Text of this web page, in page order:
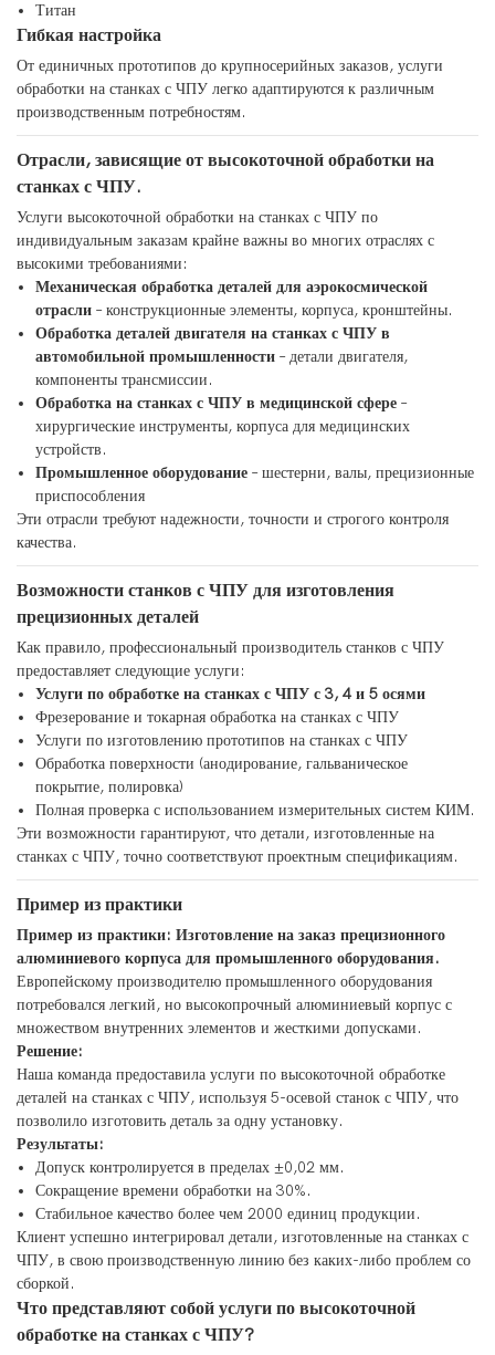
Титан
Гибкая настройка
От единичных прототипов до крупносерийных заказов, услуги
обработки на станках с ЧПУ легко адаптируются к различным
производственным потребностям.
Отрасли, зависящие от высокоточной обработки на
станках с ЧПУ.
Услуги высокоточной обработки на станках с ЧПУ по
индивидуальным заказам крайне важны во многих отраслях с
высокими требованиями:
Механическая обработка деталей для аэрокосмической
отрасли– конструкционные элементы, корпуса, кронштейны.
Обработка деталей двигателя на станках с ЧПУ в
автомобильной промышленности– детали двигателя,
компоненты трансмиссии.
Обработка на станках с ЧПУ в медицинской сфере–
хирургические инструменты, корпуса для медицинских
устройств.
Промышленное оборудование– шестерни, валы, прецизионные
приспособления
Эти отрасли требуют надежности, точности и строгого контроля
качества.
Возможности станков с ЧПУ для изготовления
прецизионных деталей
Как правило, профессиональный производитель станков с ЧПУ
предоставляет следующие услуги:
Услуги по обработке на станках с ЧПУ с 3, 4 и 5 осями
Фрезерование и токарная обработка на станках с ЧПУ
Услуги по изготовлению прототипов на станках с ЧПУ
Обработка поверхности (анодирование, гальваническое
покрытие, полировка)
Полная проверка с использованием измерительных систем КИМ.
Эти возможности гарантируют, что детали, изготовленные на
станках с ЧПУ, точно соответствуют проектным спецификациям.
Пример из практики
Пример из практики: Изготовление на заказ прецизионного
алюминиевого корпуса для промышленного оборудования.
Европейскому производителю промышленного оборудования
потребовался легкий, но высокопрочный алюминиевый корпус с
множеством внутренних элементов и жесткими допусками.
Решение:
Наша команда предоставила услуги по высокоточной обработке
деталей на станках с ЧПУ, используя 5-осевой станок с ЧПУ, что
позволило изготовить деталь за одну установку.
Результаты:
Допуск контролируется в пределах ±0,02 мм.
Сокращение времени обработки на 30%.
Стабильное качество более чем 2000 единиц продукции.
Клиент успешно интегрировал детали, изготовленные на станках с
ЧПУ, в свою производственную линию без каких-либо проблем со
сборкой.
Что представляют собой услуги по высокоточной
обработке на станках с ЧПУ?